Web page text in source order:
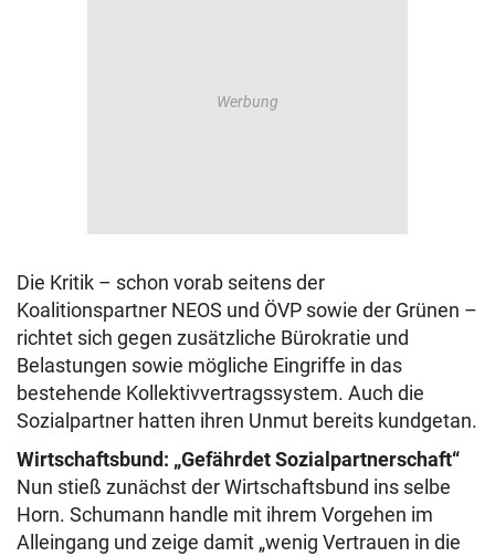
Die Kritik – schon vorab seitens der
Koalitionspartner NEOS und ÖVP sowie der Grünen –
richtet sich gegen zusätzliche Bürokratie und
Belastungen sowie mögliche Eingriffe in das
bestehende Kollektivvertragssystem. Auch die
Sozialpartner hatten ihren Unmut bereits kundgetan.
Wirtschaftsbund: „Gefährdet Sozialpartnerschaft“
Nun stieß zunächst der Wirtschaftsbund ins selbe
Horn. Schumann handle mit ihrem Vorgehen im
Alleingang und zeige damit „wenig Vertrauen in die